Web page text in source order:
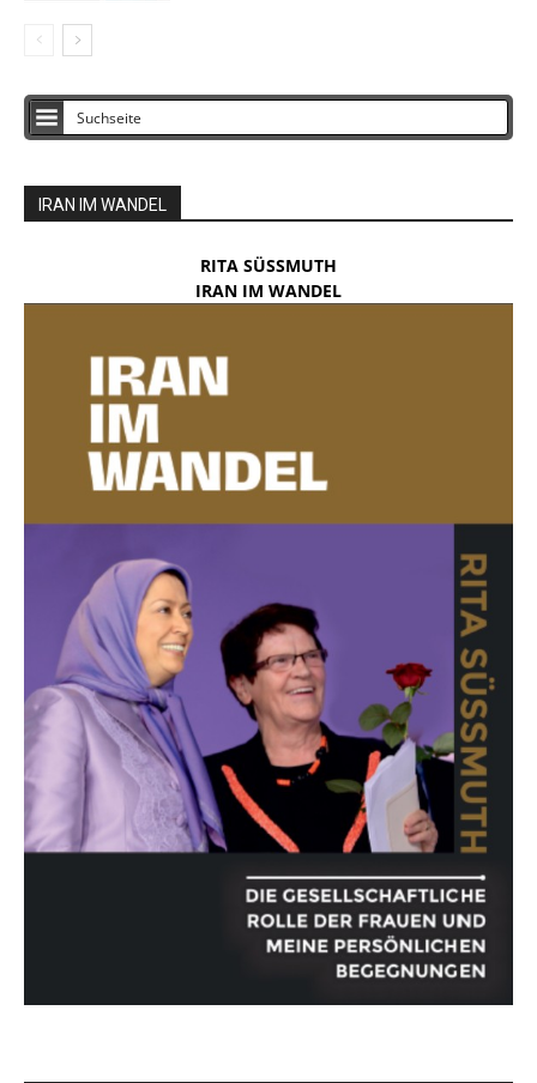
IRAN IM WANDEL
RITA SÜSSMUTH
IRAN IM WANDEL